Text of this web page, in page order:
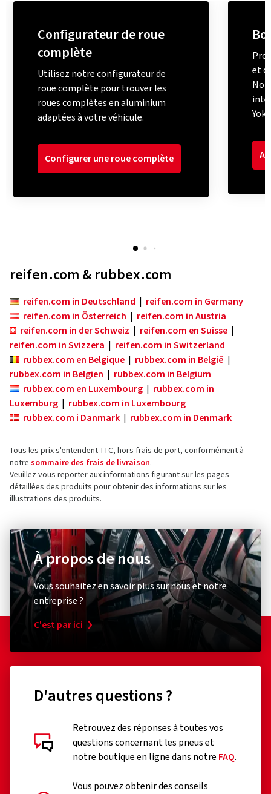
Configurateur de roue
complète
Utilisez notre configurateur de
roue complète pour trouver les
roues complètes en aluminium
adaptées à votre véhicule.
Configurer une roue complète
et
reifen.com & rubbex.com
reifen.com in Deutschland | reifen.com in Germany
reifen.com in Österreich | reifen.com in Austria
reifen.com in der Schweiz | reifen.com en Suisse |
reifen.com in Svizzera | reifen.com in Switzerland
rubbex.com en Belgique | rubbex.com in België |
rubbex.com in Belgien | rubbex.com in Belgium
rubbex.com en Luxembourg | rubbex.com in
Luxemburg | rubbex.com in Luxembourg
rubbex.com i Danmark | rubbex.com in Denmark
Tous les prix s'entendent TTC, hors frais de port, conformément à
notre sommaire des frais de livraison.
Veuillez vous reporter aux informations figurant sur les pages
détaillées des produits pour obtenir des informations sur les
illustrations des produits.
À propos de nous
Vous souhaitez en savoir plus sur nous et notre
entreprise ?
C'est par ici
D'autres questions ?
Retrouvez des réponses à toutes vos
questions concernant les pneus et
notre boutique en ligne dans notre FAQ.
Vous pouvez obtenir des conseils